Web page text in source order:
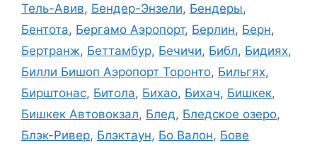
Тель-Авив, Бендер-Энзели, Бендеры,
Бентота, Бергамо Аэропорт, Берлин, Берн,
Бертранж, Беттамбур, Бечичи, Библ, Бидиях,
Билли Бишоп Аэропорт Торонто, Бильгях,
Бирштонас, Битола, Бихао, Бихач, Бишкек,
Бишкек Автовокзал, Блед, Бледское озеро,
Блэк-Ривер, Блэктаун, Бо Валон, Бове